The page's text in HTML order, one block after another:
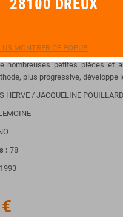
de piano mêle aux bases
nombreuses petites pièces et
plus progressive, développe
HERVE / JACQUELINE POUILLARD
: 78
28100 DREUX
MONTRER CE POPUP.